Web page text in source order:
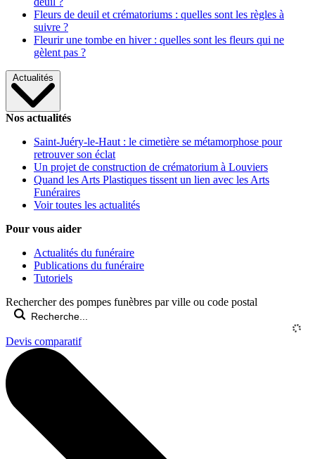
Fleurs de deuil et crématoriums : quelles sont les règles à
suivre ?
Fleurir une tombe en hiver : quelles sont les fleurs qui ne
gèlent pas ?
Actualités
Nos actualités
Saint-Juéry-le-Haut : le cimetière se métamorphose pour
retrouver son éclat
Un projet de construction de crématorium à Louviers
Quand les Arts Plastiques tissent un lien avec les Arts
Funéraires
Voir toutes les actualités
Pour vous aider
Actualités du funéraire
Publications du funéraire
Tutoriels
Rechercher des pompes funèbres par ville ou code postal
Devis comparatif